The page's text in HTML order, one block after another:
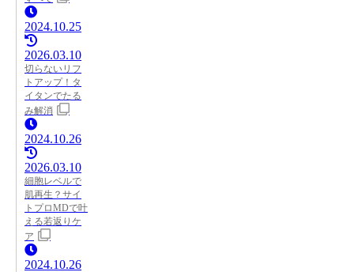
2024.10.25
2026.03.10
切らないリフ
トアップ！タ
イタンでたる
み解消
2024.10.26
2026.03.10
細胞レベルで
肌再生？サイ
トプロMDで叶
える若返りケ
ア
2024.10.26